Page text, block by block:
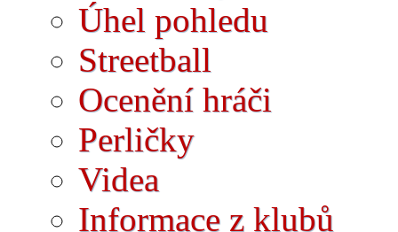
Úhel pohledu
Streetball
Ocenění hráči
Perličky
Videa
Informace z klubů